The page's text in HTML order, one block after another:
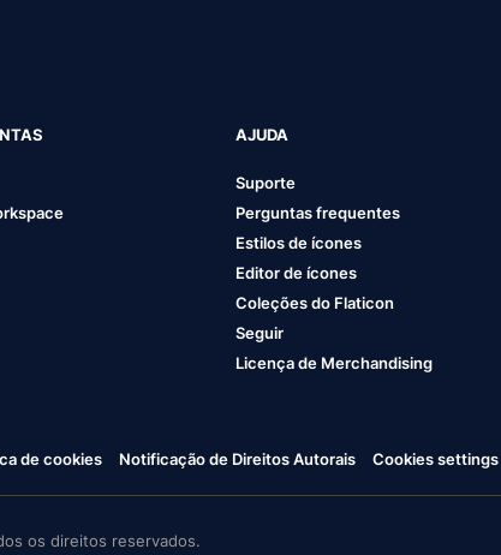
AJUDA
Suporte
Perguntas frequentes
Estilos de ícones
Editor de ícones
Coleções do Flaticon
Seguir
Licença de Merchandising
de cookies Notificação de Direitos Autorais Cookies settings
os direitos reservados.